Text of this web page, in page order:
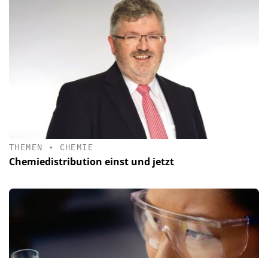
THEMEN • CHEMIE
Chemiedistribution einst und jetzt